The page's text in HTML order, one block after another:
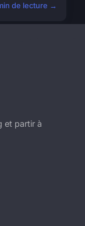
de lecture →
et partir à